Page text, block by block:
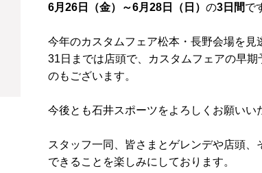
6月26日（金）～6月28日（日） の3日間で
今年のカスタムフェア松本・長野会場を
31日までは店頭で、カスタムフェアの早
のもございます。
今後とも石井スポーツをよろしくお願いい
スタッフ一同、皆さまとゲレンデや店頭
できることを楽しみにしております。